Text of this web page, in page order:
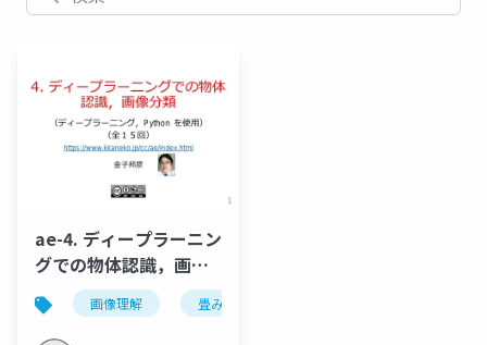
ae-4. ディープラーニン
グでの物体認識，画像
分類
画像理解 畳み込み